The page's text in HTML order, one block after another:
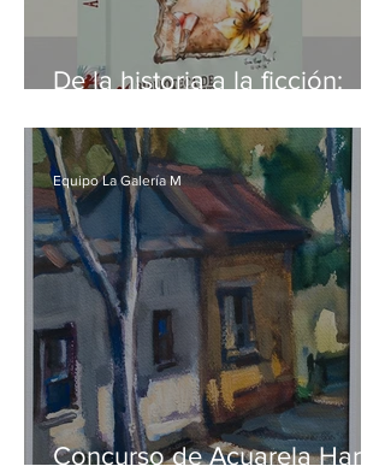
De la historia a la ficción:
de Diego Contreras Vergara
V
Concurso de Acuarela Hardy
Equipo La Galería M